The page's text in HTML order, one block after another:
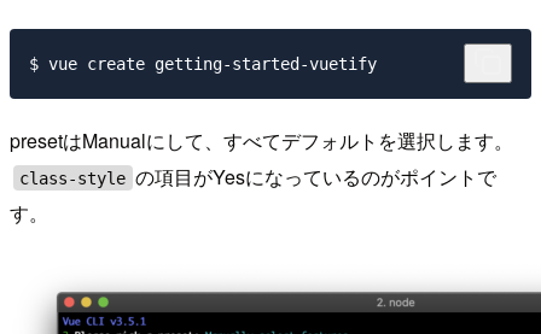
presetはManualにして、すべてデフォルトを選択します。
class-style の項目がYesになっているのがポイントで
す。